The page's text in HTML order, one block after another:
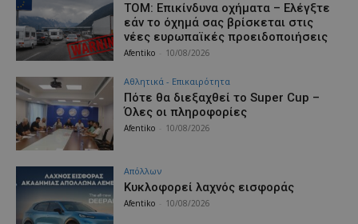
ΤΟΜ: Επικίνδυνα οχήματα – Ελέγξτε
εάν το όχημά σας βρίσκεται στις
νέες ευρωπαϊκές προειδοποιήσεις
Afentiko 10/08/2026
Αθλητικά - Επικαιρότητα
Πότε θα διεξαχθεί το Super Cup –
Όλες οι πληροφορίες
Afentiko 10/08/2026
Απόλλων
Κυκλοφορεί λαχνός εισφοράς
Afentiko 10/08/2026